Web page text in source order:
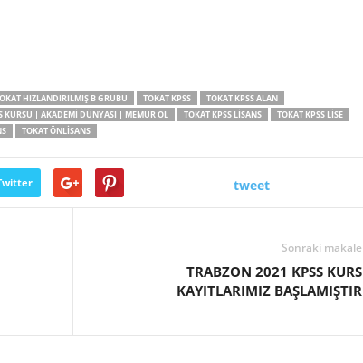
HIZLANDIRILMIŞ B GRUBU TOKAT KPSS
TOKAT KPSS ALAN
KURSU | AKADEMI DÜNYASI | MEMUR OL TOKAT KPSS LISANS
TOKAT KPSS LISE
TOKAT ÖNLISANS
tweet
Sonraki makale
TRABZON 2021 KPSS KURS
KAYITLARIMIZ BAŞLAMIŞTIR